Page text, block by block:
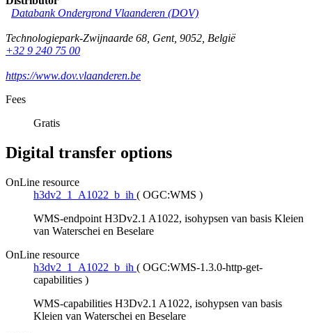
Databank Ondergrond Vlaanderen (DOV)
Technologiepark-Zwijnaarde 68, Gent, 9052, België
+32 9 240 75 00
https://www.dov.vlaanderen.be
Fees
Gratis
Digital transfer options
OnLine resource
h3dv2_1_A1022_b_ih ( OGC:WMS )
WMS-endpoint H3Dv2.1 A1022, isohypsen van basis Kleien
van Waterschei en Beselare
OnLine resource
h3dv2_1_A1022_b_ih ( OGC:WMS-1.3.0-http-get-
capabilities )
WMS-capabilities H3Dv2.1 A1022, isohypsen van basis
Kleien van Waterschei en Beselare